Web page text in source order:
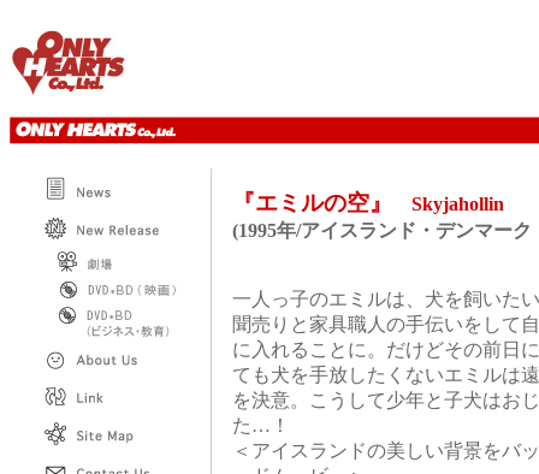
『エミルの空』
Skyjahollin
(1995年/アイスランド・デンマーク
一人っ子のエミルは、犬を飼いた
聞売りと家具職人の手伝いをして
に入れることに。だけどその前日
ても犬を手放したくないエミルは
を決意。こうして少年と子犬はお
た…！
＜アイスランドの美しい背景をバ